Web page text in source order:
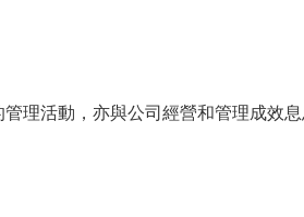
理活動，亦與公司經營和管理成效